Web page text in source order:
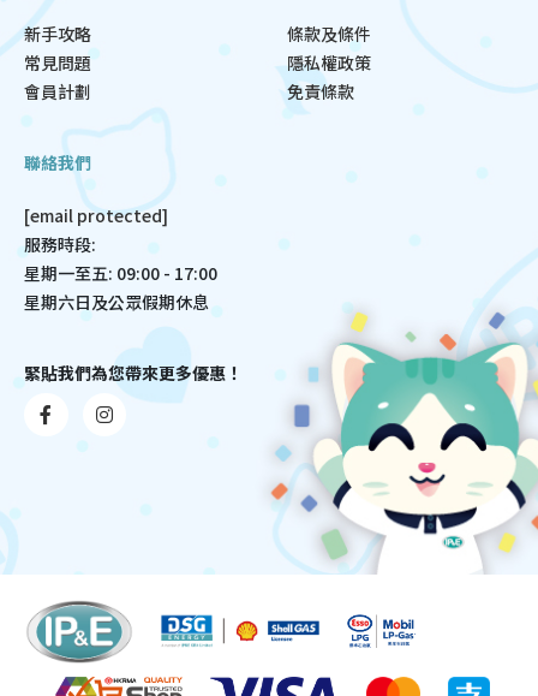
新手攻略
常見問題
會員計劃
條款及條件
隱私權政策
免責條款
聯絡我們
[email protected]
服務時段:
星期一至五: 09:00 - 17:00
星期六日及公眾假期休息
緊貼我們為您帶來更多優惠！